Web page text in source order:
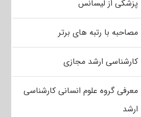
پزشکی از لیسانس
مصاحبه با رتبه های برتر
کارشناسی ارشد مجازی
معرفی گروه علوم انسانی کارشناسی
ارشد